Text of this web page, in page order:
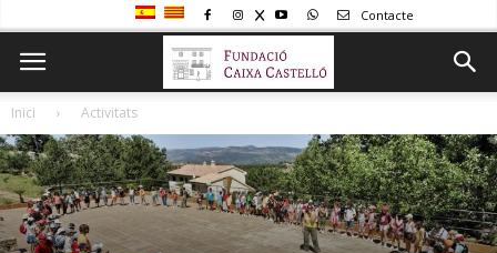
Contacte
Inici Activitats